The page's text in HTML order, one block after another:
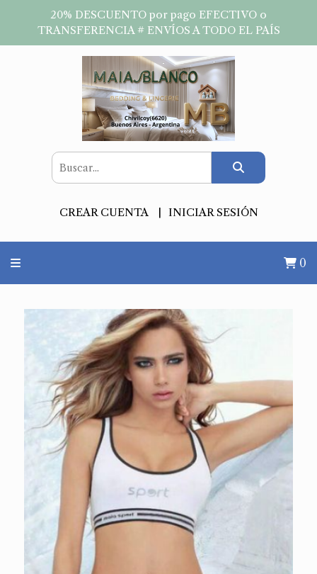
20% DESCUENTO por pago EFECTIVO o
TRANSFERENCIA # ENVÍOS A TODO EL PAÍS
CREAR CUENTA INICIAR SESIÓN
0